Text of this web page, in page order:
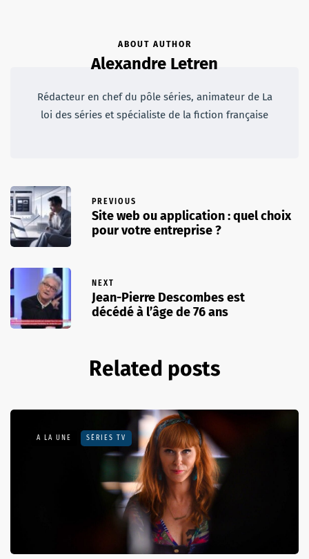
ABOUT AUTHOR
Alexandre Letren
Rédacteur en chef du pôle séries, animateur de La
loi des séries et spécialiste de la fiction française
PREVIOUS
Site web ou application : quel choix
pour votre entreprise ?
NEXT
Jean-Pierre Descombes est
décédé à l’âge de 76 ans
Related posts
A LA UNE SÉRIES TV